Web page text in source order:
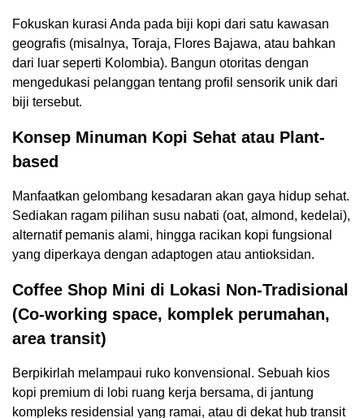
Fokuskan kurasi Anda pada biji kopi dari satu kawasan
geografis (misalnya, Toraja, Flores Bajawa, atau bahkan
dari luar seperti Kolombia). Bangun otoritas dengan
mengedukasi pelanggan tentang profil sensorik unik dari
biji tersebut.
Konsep Minuman Kopi Sehat atau Plant-
based
Manfaatkan gelombang kesadaran akan gaya hidup sehat.
Sediakan ragam pilihan susu nabati (oat, almond, kedelai),
alternatif pemanis alami, hingga racikan kopi fungsional
yang diperkaya dengan adaptogen atau antioksidan.
Coffee Shop Mini di Lokasi Non-Tradisional
(Co-working space, komplek perumahan,
area transit)
Berpikirlah melampaui ruko konvensional. Sebuah kios
kopi premium di lobi ruang kerja bersama, di jantung
kompleks residensial yang ramai, atau di dekat hub transit